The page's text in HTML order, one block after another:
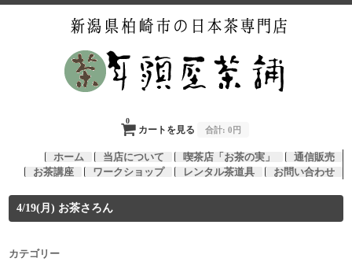
カートを見る
0
合計: 0円
ホーム 当店について 喫茶店「お茶の実」
通信販売
お茶講座
ワークショップ レンタル茶道具 お問い合わせ
4/19(月) お茶さろん
カテゴリー